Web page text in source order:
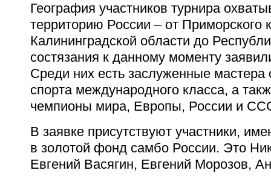
География участников турнира
территорию России – от Приморского
Калининградской области до
состязания к данному моменту
Среди них есть заслуженные мастера
спорта международного класса, а
чемпионы мира, Европы, России и
В заявке присутствуют участники,
в золотой фонд самбо России. Это
Евгений Васягин, Евгений Морозов,